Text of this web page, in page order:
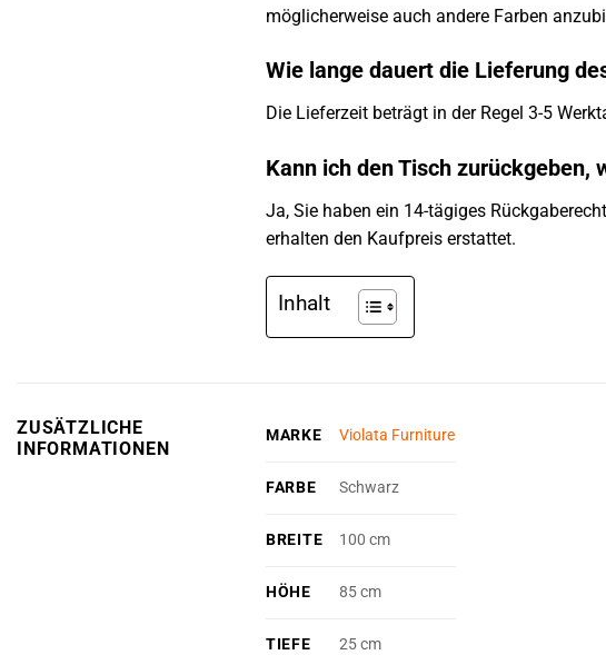
möglicherweise auch andere Farben
Wie lange dauert die Lieferung
Die Lieferzeit beträgt in der Regel 3-5
Kann ich den Tisch zurückgeben,
Ja, Sie haben ein 14-tägiges
erhalten den Kaufpreis erstattet.
Inhalt
ZUSÄTZLICHE
INFORMATIONEN
MARKE Violata Furniture
FARBE Schwarz
BREITE 100 cm
HÖHE 85 cm
TIEFE 25 cm